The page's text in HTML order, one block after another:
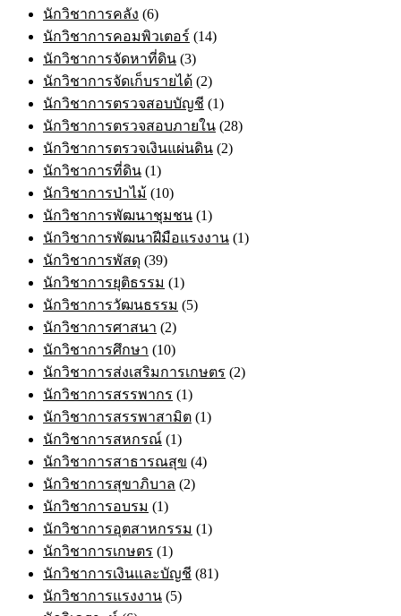
นักวิชาการคลัง (6)
นักวิชาการคอมพิวเตอร์ (14)
นักวิชาการจัดหาที่ดิน (3)
นักวิชาการจัดเก็บรายได้ (2)
นักวิชาการตรวจสอบบัญชี (1)
นักวิชาการตรวจสอบภายใน (28)
นักวิชาการตรวจเงินแผ่นดิน (2)
นักวิชาการที่ดิน (1)
นักวิชาการป่าไม้ (10)
นักวิชาการพัฒนาชุมชน (1)
นักวิชาการพัฒนาฝีมือแรงงาน (1)
นักวิชาการพัสดุ (39)
นักวิชาการยุติธรรม (1)
นักวิชาการวัฒนธรรม (5)
นักวิชาการศาสนา (2)
นักวิชาการศึกษา (10)
นักวิชาการส่งเสริมการเกษตร (2)
นักวิชาการสรรพากร (1)
นักวิชาการสรรพาสามิต (1)
นักวิชาการสหกรณ์ (1)
นักวิชาการสาธารณสุข (4)
นักวิชาการสุขาภิบาล (2)
นักวิชาการอบรม (1)
นักวิชาการอุตสาหกรรม (1)
นักวิชาการเกษตร (1)
นักวิชาการเงินและบัญชี (81)
นักวิชาการแรงงาน (5)